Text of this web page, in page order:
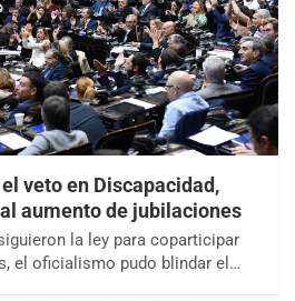
veto en Discapacidad,
aumento de jubilaciones
la ley para coparticipar
el oficialismo pudo blindar el…